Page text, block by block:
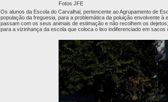
Fotos JFE
Os alunos da Escola do Carvalhal, pertencente ao Agrupamento de
população da freguesia, para a problemática da poluição envolvente
passam com os seus animais de estimação e não recolhem os
para a vizinhança da escola que coloca o lixo indiferenciado em